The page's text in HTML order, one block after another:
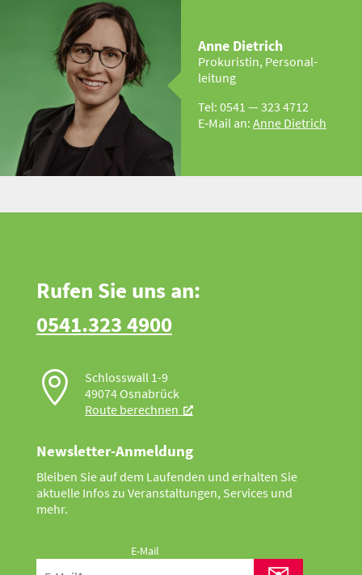
Anne Dietrich
Proku­ristin, Perso­nal­
leitung
Tel: 0541 — 323 4712
E‑Mail an: Anne Dietrich
Rufen Sie uns an:
0541.323 4900

Schlosswall 1-9
49074 Osnabrück
Route berechnen
Newsletter-Anmeldung
Bleiben Sie auf dem Laufenden und erhalten Sie
aktuelle Infos zu Veranstaltungen, Services und
mehr.
E-Mail